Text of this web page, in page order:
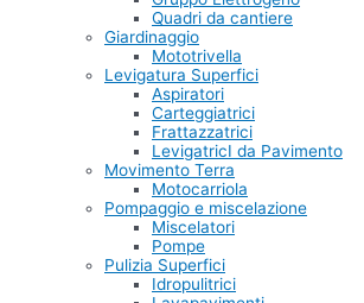
Quadri da cantiere
Giardinaggio
Mototrivella
Levigatura Superfici
Aspiratori
Carteggiatrici
Frattazzatrici
LevigatricI da Pavimento
Movimento Terra
Motocarriola
Pompaggio e miscelazione
Miscelatori
Pompe
Pulizia Superfici
Idropulitrici